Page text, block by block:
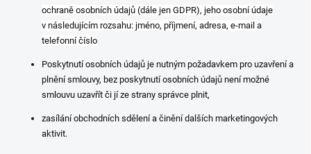
ochraně osobních údajů (dále jen GDPR), jeho osobní údaje
v následujícím rozsahu: jméno, příjmení, adresa, e-mail a
telefonní číslo
Poskytnutí osobních údajů je nutným požadavkem pro uzavření a
plnění smlouvy, bez poskytnutí osobních údajů není možné
smlouvu uzavřít či jí ze strany správce plnit,
zasílání obchodních sdělení a činění dalších marketingových
aktivit.